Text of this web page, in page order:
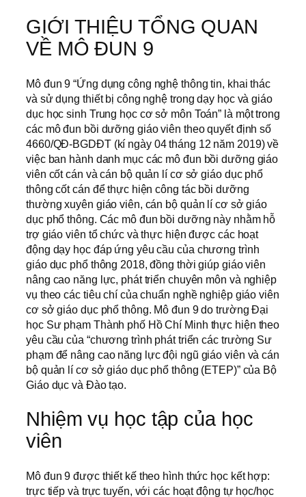
GIỚI THIỆU TỔNG QUAN
VỀ MÔ ĐUN 9
Mô đun 9 “Ứng dụng công nghệ thông tin, khai thác
và sử dụng thiết bị công nghệ trong dạy học và giáo
dục học sinh Trung học cơ sở môn Toán” là một trong
các mô đun bồi dưỡng giáo viên theo quyết định số
4660/QĐ-BGDĐT (kí ngày 04 tháng 12 năm 2019) về
việc ban hành danh mục các mô đun bồi dưỡng giáo
viên cốt cán và cán bộ quản lí cơ sở giáo dục phổ
thông cốt cán để thực hiện công tác bồi dưỡng
thường xuyên giáo viên, cán bộ quản lí cơ sở giáo
dục phổ thông. Các mô đun bồi dưỡng này nhằm hỗ
trợ giáo viên tổ chức và thực hiện được các hoạt
động dạy học đáp ứng yêu cầu của chương trình
giáo dục phổ thông 2018, đồng thời giúp giáo viên
nâng cao năng lực, phát triển chuyên môn và nghiệp
vụ theo các tiêu chí của chuẩn nghề nghiệp giáo viên
cơ sở giáo dục phổ thông. Mô đun 9 do trường Đại
học Sư phạm Thành phố Hồ Chí Minh thực hiện theo
yêu cầu của “chương trình phát triển các trường Sư
phạm để nâng cao năng lực đội ngũ giáo viên và cán
bộ quản lí cơ sở giáo dục phổ thông (ETEP)” của Bộ
Giáo dục và Đào tạo.
Nhiệm vụ học tập của học
viên
Mô đun 9 được thiết kế theo hình thức học kết hợp:
trực tiếp và trực tuyến, với các hoạt động tự học/học